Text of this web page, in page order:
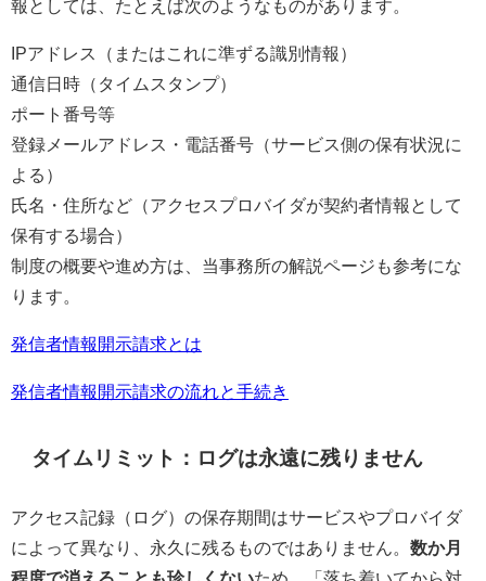
報としては、たとえば次のようなものがあります。
IPアドレス（またはこれに準ずる識別情報）
通信日時（タイムスタンプ）
ポート番号等
登録メールアドレス・電話番号（サービス側の保有状況に
よる）
氏名・住所など（アクセスプロバイダが契約者情報として
保有する場合）
制度の概要や進め方は、当事務所の解説ページも参考にな
ります。
発信者情報開示請求とは
発信者情報開示請求の流れと手続き
タイムリミット：ログは永遠に残りません
アクセス記録（ログ）の保存期間はサービスやプロバイダ
によって異なり、永久に残るものではありません。 数か月